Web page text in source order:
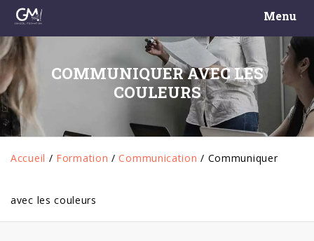
Menu
COMMUNIQUER AVEC LES
COULEURS
Accueil / Formation /Communication / Communiquer
avec les couleurs